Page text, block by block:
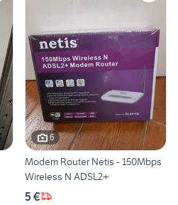
6
Modem Router Netis - 150Mbps
Wireless N ADSL2+
5 €